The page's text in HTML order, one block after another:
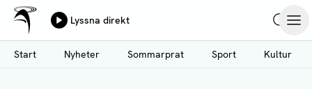
Hoppa
till
huvudinnehåll
Ålands Radio & TV
Lyssna direkt
Start
Nyheter Sommarprat Sport Kultur